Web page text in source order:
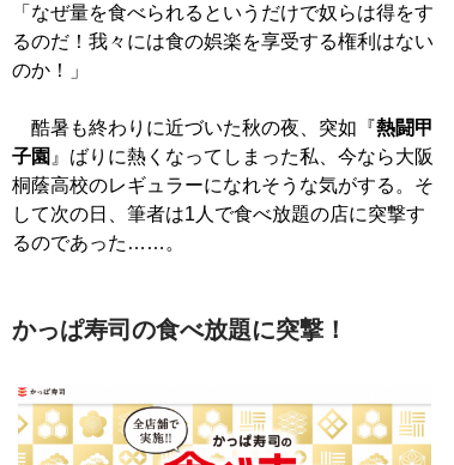
「なぜ量を食べられるというだけで奴らは得をす
るのだ！我々には食の娯楽を享受する権利はない
のか！」
酷暑も終わりに近づいた秋の夜、突如『熱闘甲
子園 』ばりに熱くなってしまった私、今なら大阪
桐蔭高校のレギュラーになれそうな気がする。そ
して次の日、筆者は1人で食べ放題の店に突撃す
るのであった……。
かっぱ寿司の食べ放題に突撃！